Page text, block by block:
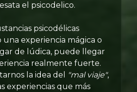
el psicodelico.
psicodélicas
experiencia mágica o
de lúdica, puede llegar
realmente fuerte.
la idea del
"mal viaje",
experiencias que más